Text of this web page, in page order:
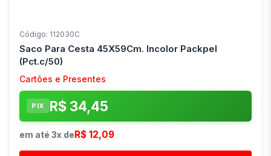
Código: 112030C
Saco Para Cesta 45X59Cm. Incolor Packpel
(Pct.c/50)
Cartões e Presentes
PIX R$ 34,45
em até 3x deR$ 12,09